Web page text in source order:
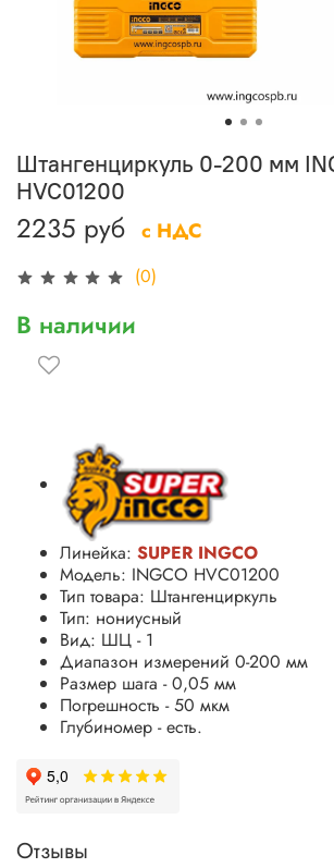
(0)
Штангенциркуль 0-200 мм
HVC01200
2235 руб с НДС
В наличии
Линейка: SUPER INGCO
Модель: INGCO HVC01200
Тип товара: Штангенциркуль
Тип: нониусный
Вид: ШЦ - 1
Диапазон измерений 0-200 мм
Размер шага - 0,05 мм
Погрешность - 50 мкм
Глубиномер - есть.
Отзывы